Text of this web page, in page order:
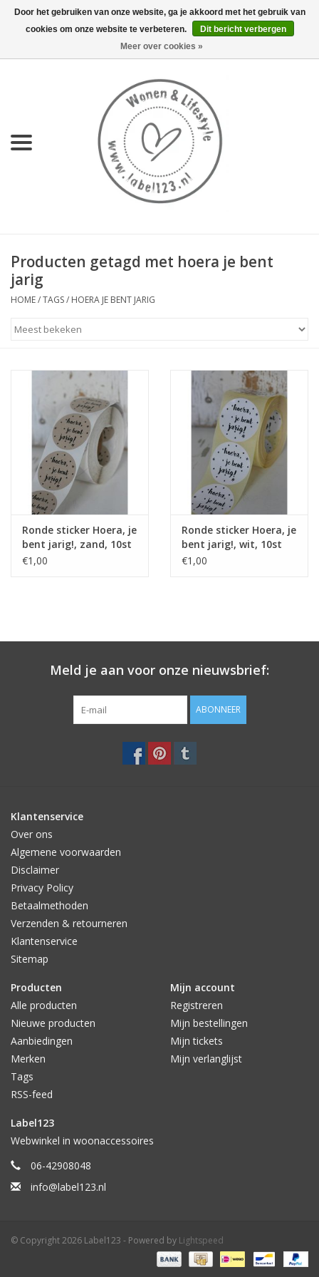
0 Artikelen - €0,00
KEUKEN
LIFESTYLE
KAMERS
ALGEMEEN
Merken
Producten getagd met hoera je bent
jarig
HOME/TAGS/ HOERA JE BENT JARIG
Ronde sticker Hoera, je
bent jarig!, zand, 10st
€1,00
Ronde sticker Hoera, je
bent jarig!, wit, 10st
€1,00
Meld je aan voor onze nieuwsbrief:
ABONNEER
Klantenservice
Over ons
Algemene voorwaarden
Disclaimer
Privacy Policy
Betaalmethoden
Verzenden & retourneren
Klantenservice
Sitemap
Producten
Alle producten
Nieuwe producten
Aanbiedingen
Merken
Tags
RSS-feed
Mijn account
Registreren
Mijn bestellingen
Mijn tickets
Mijn verlanglijst
Label123
Webwinkel in woonaccessoires
06-42908048
info@label123.nl
© Copyright 2026 Label123 - Powered by Lightspeed
Door het gebruiken van onze website, ga je akkoord met het gebruik van
cookies om onze website te verbeteren.
Dit bericht verbergen
Meer over cookies »